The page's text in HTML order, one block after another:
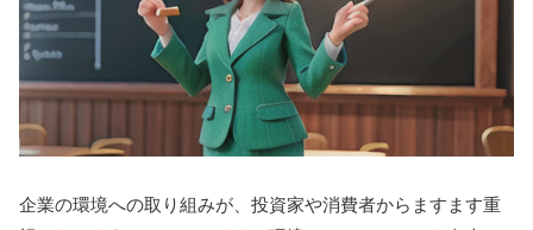
企業の環境への取り組みが、投資家や消費者からますます重